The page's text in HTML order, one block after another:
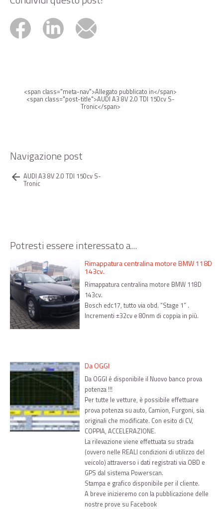
g
a
z
e
a
r
t
i
c
l
i
<span class="meta-nav">Allegato pubblicato in</span>
<span class="post-title">AUDI A3 8V 2.0 TDI 150cv S-
Tronic</span>
Navigazione post
arrow_back AUDI A3 8V 2.0 TDI 150cv S-
Tronic
Potresti essere interessato a...
Rimappatura centralina motore BMW 118D
143cv.
Rimappatura centralina motore BMW 118D
143cv.
Bosch edc17, tutto via obd. “Stage 1” .
Incrementi ±32cv e 80nm di coppia in più.
Da OGGI
Da OGGI é disponibile il Nuovo banco prova
potenza !!!
Per tutte le vetture, è possibile effettuare
prova potenza su auto, Camion, Furgoni, sia
originali che modificate. Con esito di CV,
COPPIA, ACCELERAZIONE.
La rilevazione viene effettuata su strada
(ovvero nelle REALI condizioni di utilizzo del
veicolo) attraverso i dati registrati via OBD e
GPS dal sistema Powerscan.
Stampa e grafico disponibile per il cliente.
A breve inizieremo con la pubblicazione delle
nostre prove su Facebook